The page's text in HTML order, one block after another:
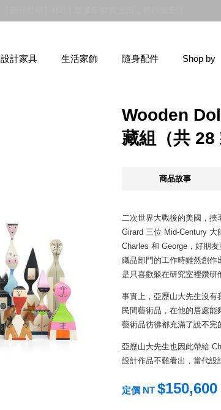
設計家具 生活家飾 隨身配件 Shop by
Wooden
藏組（共 28
商品故事
二次世界大戰後的美國，挾
Girard 三位 Mid-Century
Charles 和 George，好朋
織品部門的工作時雖然創作
是只喜歡躲在研究室裡鑽研
事實上，亞歷山大先生沒有
民間藝術品，在他的居處
藝術品彷彿都充滿了說不完
亞歷山大先生也因此帶給
設計作品不難看出，當代設
這一整套的 Wooden Doll
的遺孀將工作室裡所有的手
定價 NT $150,600